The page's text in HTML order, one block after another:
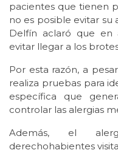
pacientes que tienen
no es posible evitar su
Delfín aclaró que en
evitar llegar a los
Por esta razón, a
realiza pruebas para
específica que
controlar las alergias
Además, el
derechohabientes